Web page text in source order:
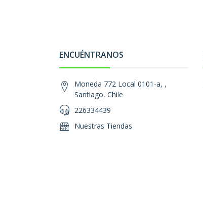
ENCUÉNTRANOS
Moneda 772 Local 0101-a, ,
Santiago, Chile
226334439
Nuestras Tiendas